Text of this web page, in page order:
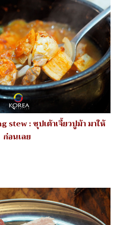
stew : ซุปเต้าเจี้ยวปูม้า มาให้
ก่อนเลย